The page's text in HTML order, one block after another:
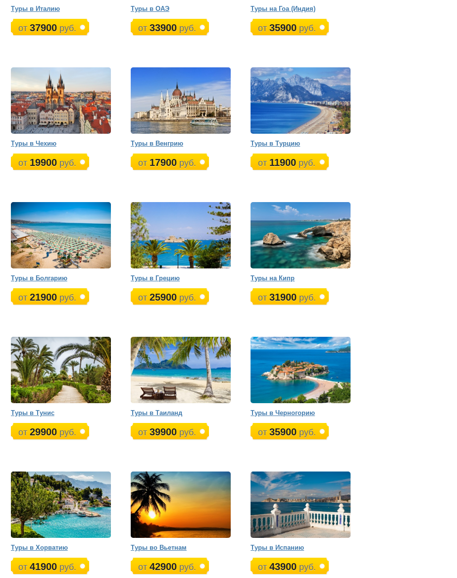
Туры в Италию
от 37900руб.
Туры в ОАЭ
от 33900руб.
Туры на Гоа (Индия)
от35900 руб.
Туры в Чехию
от 19900руб.
Туры в Венгрию
от 17900руб.
Туры в Турцию
от 11900 руб.
Туры в Болгарию
от 21900руб.
Туры в Грецию
от 25900руб.
Туры на Кипр
от31900 руб.
Туры в Тунис
от 29900руб.
Туры в Таиланд
от 39900руб.
Туры в Черногорию
от35900 руб.
Туры в Хорватию
от 41900руб.
Туры во Вьетнам
от 42900руб.
Туры в Испанию
от43900 руб.